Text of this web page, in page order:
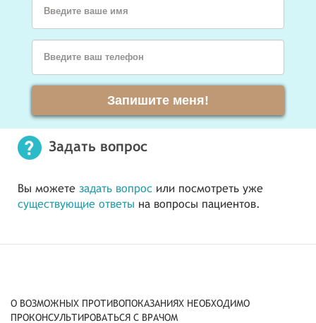
Введите ваше имя
Введите ваш телефон
Запишите меня!
Задать вопрос
Вы можете задать вопрос или посмотреть уже
существующие ответы на вопросы пациентов.
О ВОЗМОЖНЫХ ПРОТИВОПОКАЗАНИЯХ НЕОБХОДИМО
ПРОКОНСУЛЬТИРОВАТЬСЯ С ВРАЧОМ